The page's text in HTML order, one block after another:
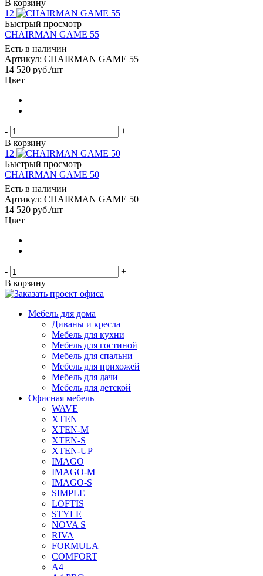
В корзину
12
Быстрый просмотр
CHAIRMAN GAME 55
Есть в наличии
Артикул: CHAIRMAN GAME 55
14 520 руб./шт
Цвет
-
+
В корзину
12
Быстрый просмотр
CHAIRMAN GAME 50
Есть в наличии
Артикул: CHAIRMAN GAME 50
14 520 руб./шт
Цвет
-
+
В корзину
Мебель для дома
Диваны и кресла
Мебель для кухни
Мебель для гостиной
Мебель для спальни
Мебель для прихожей
Мебель для дачи
Мебель для детской
Офисная мебель
WAVE
XTEN
XTEN-M
XTEN-S
XTEN-UP
IMAGO
IMAGO-M
IMAGO-S
SIMPLE
LOFTIS
STYLE
NOVA S
RIVA
FORMULA
COMFORT
A4